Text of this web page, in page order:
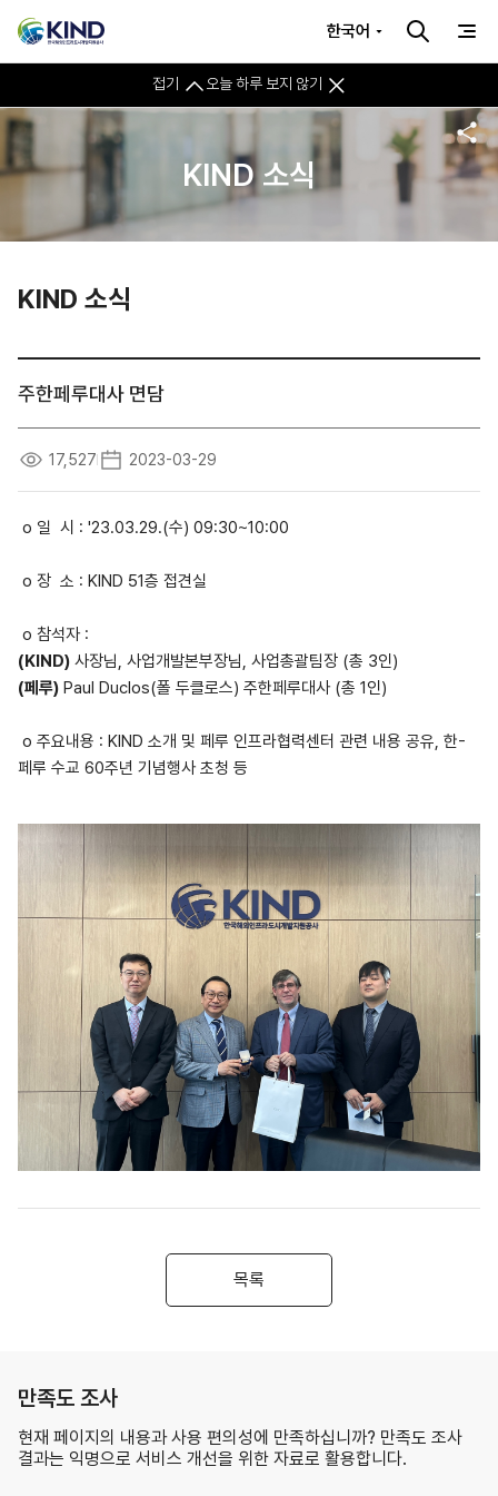
접기 오늘 하루 보지 않기
한국어
KIND 소식
KIND 소식
주한페루대사 면담
17,527 2023-03-29
o 일 시 : '23.03.29.(수) 09:30~10:00
o 장 소 : KIND 51층 접견실
o 참석자 :
(KIND) 사장님, 사업개발본부장님, 사업총괄팀장 (총 3인)
(페루) Paul Duclos(폴 두클로스) 주한페루대사 (총 1인)
o 주요내용 : KIND 소개 및 페루 인프라협력센터 관련 내용 공유, 한-
페루 수교 60주년 기념행사 초청 등
목록
만족도 조사
현재 페이지의 내용과 사용 편의성에 만족하십니까? 만족도 조사
결과는 익명으로 서비스 개선을 위한 자료로 활용합니다.